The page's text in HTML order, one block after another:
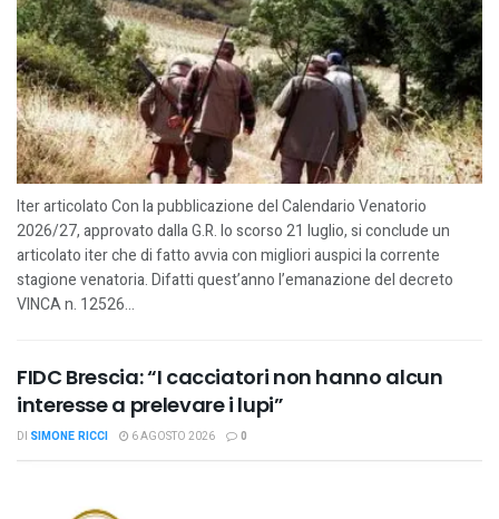
Iter articolato Con la pubblicazione del Calendario Venatorio
2026/27, approvato dalla G.R. lo scorso 21 luglio, si conclude un
articolato iter che di fatto avvia con migliori auspici la corrente
stagione venatoria. Difatti quest’anno l’emanazione del decreto
VINCA n. 12526...
FIDC Brescia: “I cacciatori non hanno alcun
interesse a prelevare i lupi”
DI SIMONE RICCI 6 AGOSTO 2026 0